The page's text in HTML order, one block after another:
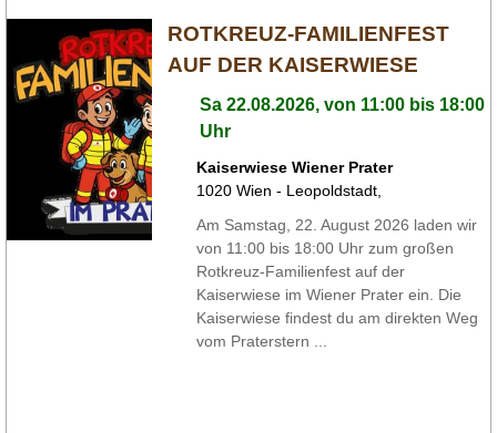
ROTKREUZ-FAMILIENFEST
AUF DER KAISERWIESE
Sa 22.08.2026, von 11:00 bis 18:00
Uhr
Kaiserwiese Wiener Prater
1020 Wien - Leopoldstadt
Am Samstag, 22. August 2026 laden wir
von 11:00 bis 18:00 Uhr zum großen
Rotkreuz-Familienfest auf der
Kaiserwiese im Wiener Prater ein. Die
Kaiserwiese findest du am direkten Weg
vom Praterstern ...